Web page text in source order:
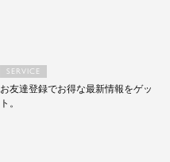
SERVICE
お友達登録でお得な最新情報をゲッ
ト。